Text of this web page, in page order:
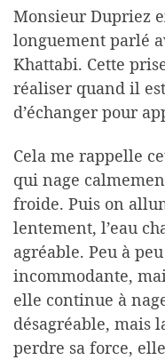
Monsieur Dupriez
longuement parlé
Khattabi. Cette
réaliser quand il
d’échanger pour
Cela me rappelle
qui nage
froide. Puis on
lentement, l’eau
agréable. Peu à
incommodante,
elle continue à
désagréable, mais
perdre sa force,